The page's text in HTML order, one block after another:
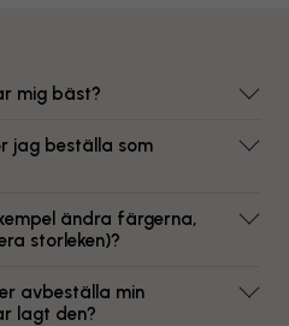
mig bäst?
jag beställa som
ändra färgerna,
storleken)?
avbeställa min
lagt den?